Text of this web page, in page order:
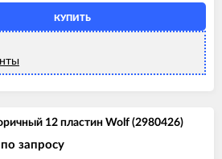
КУПИТЬ
12 пластин Wolf (2980426)
запросу